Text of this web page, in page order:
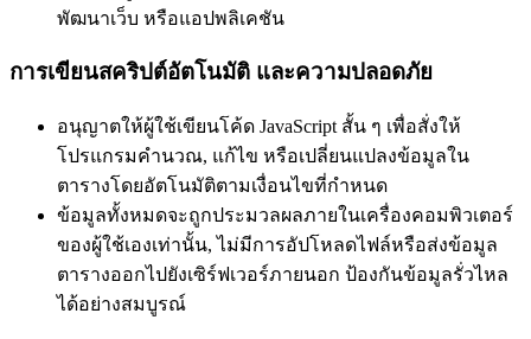
พัฒนาเว็บ หรือแอปพลิเคชัน
การเขียนสคริปต์อัตโนมัติ และความปลอดภัย
อนุญาตให้ผู้ใช้เขียนโค้ด JavaScript สั้น ๆ เพื่อสั่งให้
โปรแกรมคำนวณ, แก้ไข หรือเปลี่ยนแปลงข้อมูลใน
ตารางโดยอัตโนมัติตามเงื่อนไขที่กำหนด
ข้อมูลทั้งหมดจะถูกประมวลผลภายในเครื่องคอมพิวเตอร์
ของผู้ใช้เองเท่านั้น, ไม่มีการอัปโหลดไฟล์หรือส่งข้อมูล
ตารางออกไปยังเซิร์ฟเวอร์ภายนอก ป้องกันข้อมูลรั่วไหล
ได้อย่างสมบูรณ์